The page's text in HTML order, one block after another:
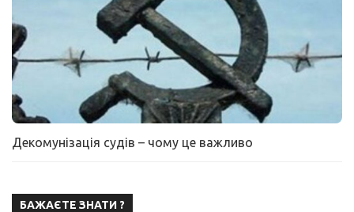
Декомунізація судів – чому це важливо
БАЖАЄТЕ ЗНАТИ ?